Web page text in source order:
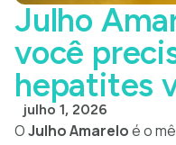
Julho
você
hepatites
julho 1, 2026
OJulho Amareloé o